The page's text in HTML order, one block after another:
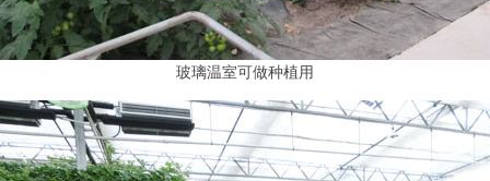
玻璃温室可做种植用